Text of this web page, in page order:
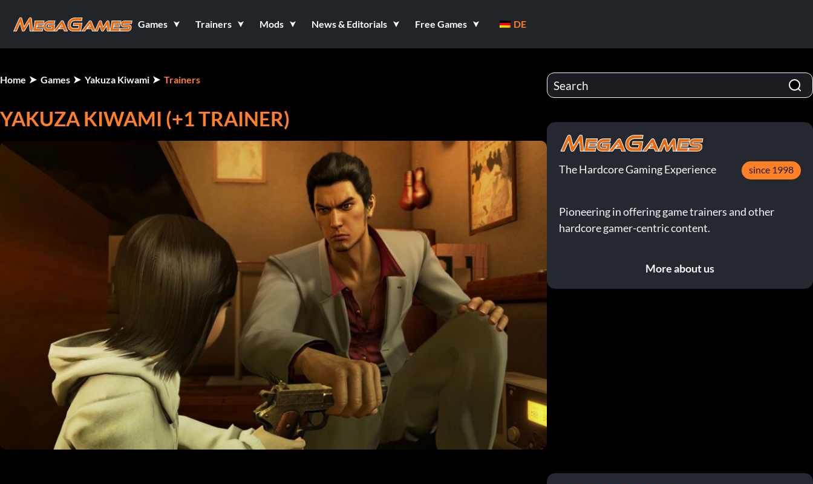
Games Trainers Mods News & Editorials Free Games DE
Home Games Yakuza Kiwami Trainers
YAKUZA KIWAMI (+1 TRAINER)
The Hardcore Gaming Experience since 1998
Pioneering in offering game trainers and other
hardcore gamer-centric content.
More about us